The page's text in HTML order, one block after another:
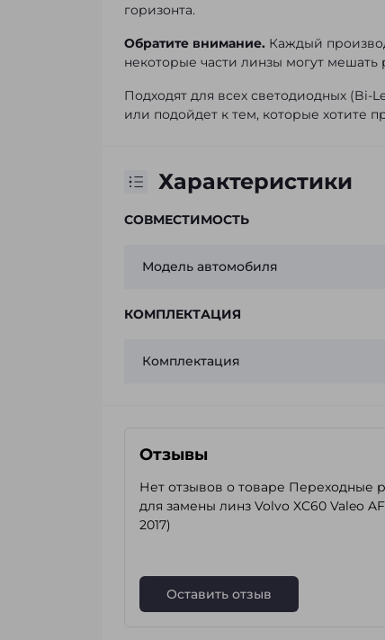
горизонта.
Обратите внимание. Каждый
некоторые части линзы могут
Подходят для всех светодиодных (Bi-
или подойдет к тем, которые хотите
Характеристики
СОВМЕСТИМОСТЬ
Модель автомобиля
КОМПЛЕКТАЦИЯ
Комплектация
Отзывы
Нет отзывов о товаре Переходные
для замены линз Volvo XC60 Valeo
2017)
Оставить отзыв